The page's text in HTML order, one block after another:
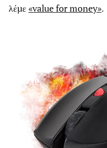
λέμε «value for money».